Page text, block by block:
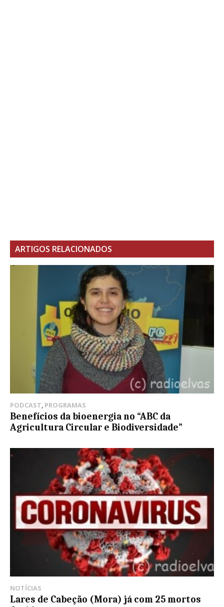
ARTIGOS RELACIONADOS
PODCAST, PROGRAMAS
Benefícios da bioenergia no “ABC da
Agricultura Circular e Biodiversidade”
NOTÍCIAS
Lares de Cabeção (Mora) já com 25 mortos